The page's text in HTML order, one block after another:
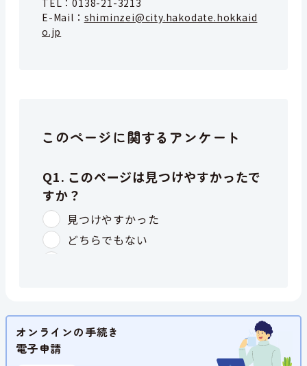
TEL：0138-21-3213
E-Mail： shiminzei@city.hakodate.hokkaid
o.jp
このページに関するアンケート
オンラインの手続き
電子申請